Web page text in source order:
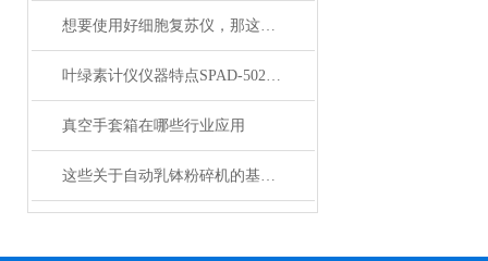
想要使用好细胞复苏仪，那这些资料你必须掌握
叶绿素计仪仪器特点SPAD-502Plus
真空手套箱在哪些行业应用
这些关于自动乳钵粉碎机的基础资料，以下有详细说明